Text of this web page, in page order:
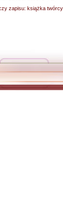
zapisu: książka